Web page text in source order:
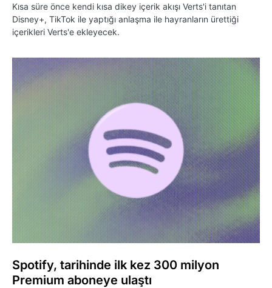
Kısa süre önce kendi kısa dikey içerik akışı Verts'i tanıtan
Disney+, TikTok ile yaptığı anlaşma ile hayranların ürettiği
içerikleri Verts'e ekleyecek.
Spotify, tarihinde ilk kez 300 milyon
Premium aboneye ulaştı